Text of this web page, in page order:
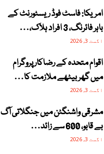
امریکا: فاسٹ فوڈ ریسٹورنٹ کے
باہر فائرنگ، 3 افراد ہلاک،…
اگست 3, 2026
اقوام متحدہ کے رضاکار پروگرام
میں گھر بیٹھے ملازمت کا…
اگست 3, 2026
مشرقی واشنگٹن میں جنگلاتی آگ
بے قابو، 600 سے زائد…
اگست 3, 2026